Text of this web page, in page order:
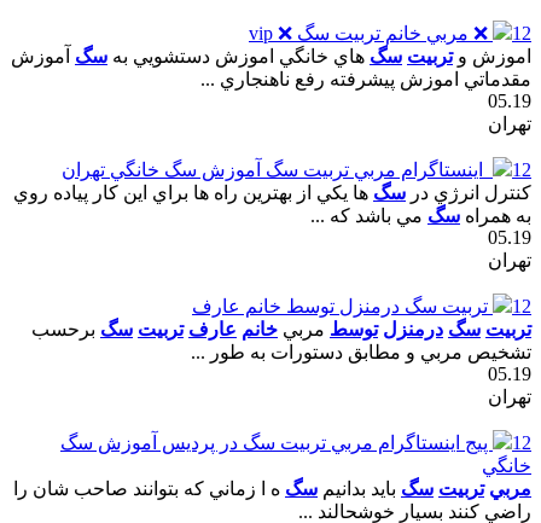
12
❌ مربي خانم تربيت سگ ❌ vip
اموزش وتربيت سگ هاي خانگي اموزش دستشويي به سگ آموزش
مقدماتي اموزش پيشرفته رفع ناهنجاري ...
05.19
تهران
12
اينستاگرام مربي تربيت سگ آموزش سگ خانگي تهران
کنترل انرژي در سگ ها يکي از بهترين راه ها براي اين کار پياده روي
به همراه سگ مي باشد که ...
05.19
تهران
12
تربيت سگ درمنزل توسط خانم عارف
تربيت سگ درمنزل توسط مربي خانم عارف تربيت سگ برحسب
تشخيص مربي و مطابق دستورات به طور ...
05.19
تهران
12
پيج اينستاگرام مربي تربيت سگ در پرديس آموزش سگ
خانگي
مربي تربيت سگ بايد بدانيم سگ ه ا زماني که بتوانند صاحب شان را
راضي کنند بسيار خوشحالند ...